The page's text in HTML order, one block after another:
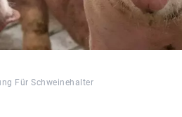
Für Schweinehalter